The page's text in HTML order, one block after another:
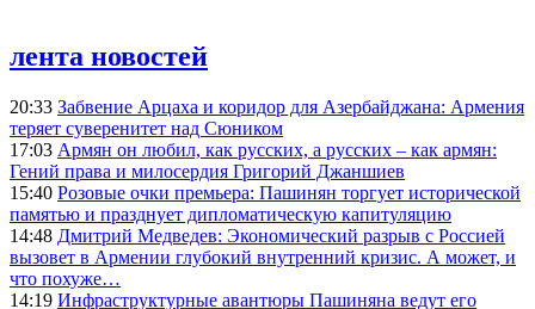
лента новостей
20:33 Забвение Арцаха и коридор для Азербайджана: Армения
теряет суверенитет над Сюником
17:03 Армян он любил, как русских, а русских – как армян:
Гений права и милосердия Григорий Джаншиев
15:40 Розовые очки премьера: Пашинян торгует исторической
памятью и празднует дипломатическую капитуляцию
14:48 Дмитрий Медведев: Экономический разрыв с Россией
вызовет в Армении глубокий внутренний кризис. А может, и
что похуже…
14:19 Инфраструктурные авантюры Пашиняна ведут его